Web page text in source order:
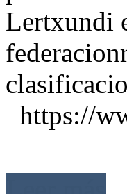
Lertxundi
https://